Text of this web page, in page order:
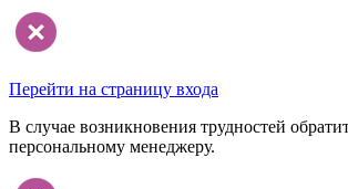
Перейти на страницу входа
В случае возникновения трудностей
персональному менеджеру.